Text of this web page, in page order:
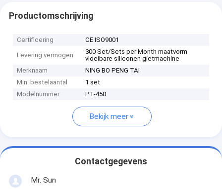
Productomschrijving
Certificering CE ISO9001
Levering vermogen
300 Set/Sets per Month maatvorm
vloeibare siliconen gietmachine
Merknaam
NING BO PENG TAI
Min. bestelaantal
1 set
Modelnummer
PT-450
Bekijk meer
Contactgegevens
Mr. Sun